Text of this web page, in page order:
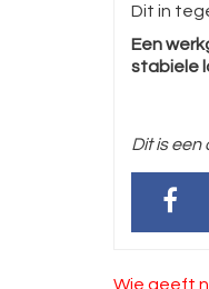
Dit in
Een
stabiele
Dit is
Wie geeft